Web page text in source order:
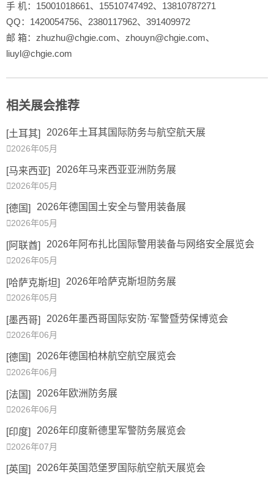
手 机：15001018661、15510747492、13810787271
QQ：1420054756、2380117962、391409972
邮 箱：zhuzhu@chgie.com、zhouyn@chgie.com、
liuyl@chgie.com
相关展会推荐
[土耳其] 2026年土耳其国际防务与航空航天展
2026年05月
[马来西亚] 2026年马来西亚亚洲防务展
2026年05月
[德国] 2026年德国国土安全与警用装备展
2026年05月
[阿联酋] 2026年阿布扎比国际警用装备与网络安全展览会
2026年05月
[哈萨克斯坦] 2026年哈萨克斯坦防务展
2026年05月
[墨西哥] 2026年墨西哥国际安防·军警暨劳保博览会
2026年06月
[德国] 2026年德国柏林航空航空展览会
2026年06月
[法国] 2026年欧洲防务展
2026年06月
[印度] 2026年印度新德里军警防务展览会
2026年07月
[英国] 2026年英国范堡罗国际航空航天展览会